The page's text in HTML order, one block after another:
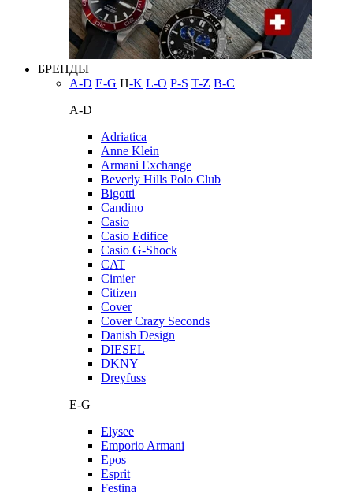
БРЕНДЫ
A-D E-G H-K L-O P-S T-Z В-С
A-D
Adriatica
Anne Klein
Armani Exchange
Beverly Hills Polo Club
Bigotti
Candino
Casio
Casio Edifice
Casio G-Shock
CAT
Cimier
Citizen
Cover
Cover Crazy Seconds
Danish Design
DIESEL
DKNY
Dreyfuss
E-G
Elysee
Emporio Armani
Epos
Esprit
Festina